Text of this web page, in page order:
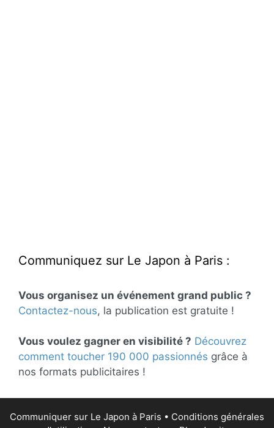
Communiquez sur Le Japon à Paris :
Vous organisez un événement grand public ?
Contactez-nous, la publication est gratuite !
Vous voulez gagner en visibilité ? Découvrez
comment toucher 190 000 passionnés grâce à
nos formats publicitaires !
Communiquer sur Le Japon à Paris • Conditions générales